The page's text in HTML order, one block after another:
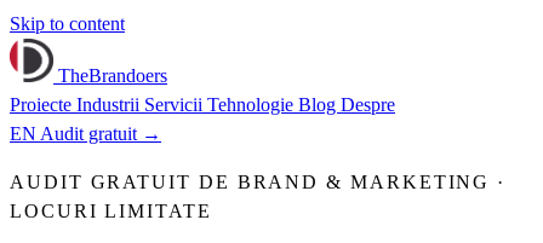
Skip to content
TheBrandoers
Proiecte Industrii Servicii Tehnologie Blog Despre
EN Audit gratuit →
AUDIT GRATUIT DE BRAND & MARKETING ·
LOCURI LIMITATE